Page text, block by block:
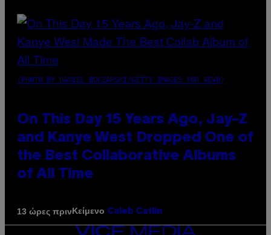
(PHOTO BY DANIEL BOCZARSKI/GETTY IMAGES FOR VEVO)
On This Day 15 Years Ago, Jay-Z
and Kanye West Dropped One of
the Best Collaborative Albums
of All Time
13 ώρες πρινΚείμενο Caleb Catlin
VICE